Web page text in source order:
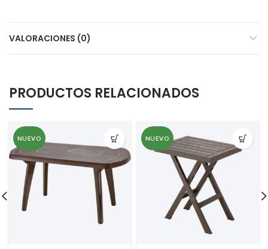
VALORACIONES (0)
PRODUCTOS RELACIONADOS
NUEVO NUEVO